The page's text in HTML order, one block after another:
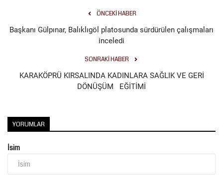
ÖNCEKI HABER
Başkanı Gülpınar, Balıklıgöl platosunda sürdürülen çalışmaları
inceledi
SONRAKI HABER
KARAKÖPRÜ KIRSALINDA KADINLARA SAĞLIK VE GERİ
DÖNÜŞÜM EĞİTİMİ
YORUMLAR
İsim